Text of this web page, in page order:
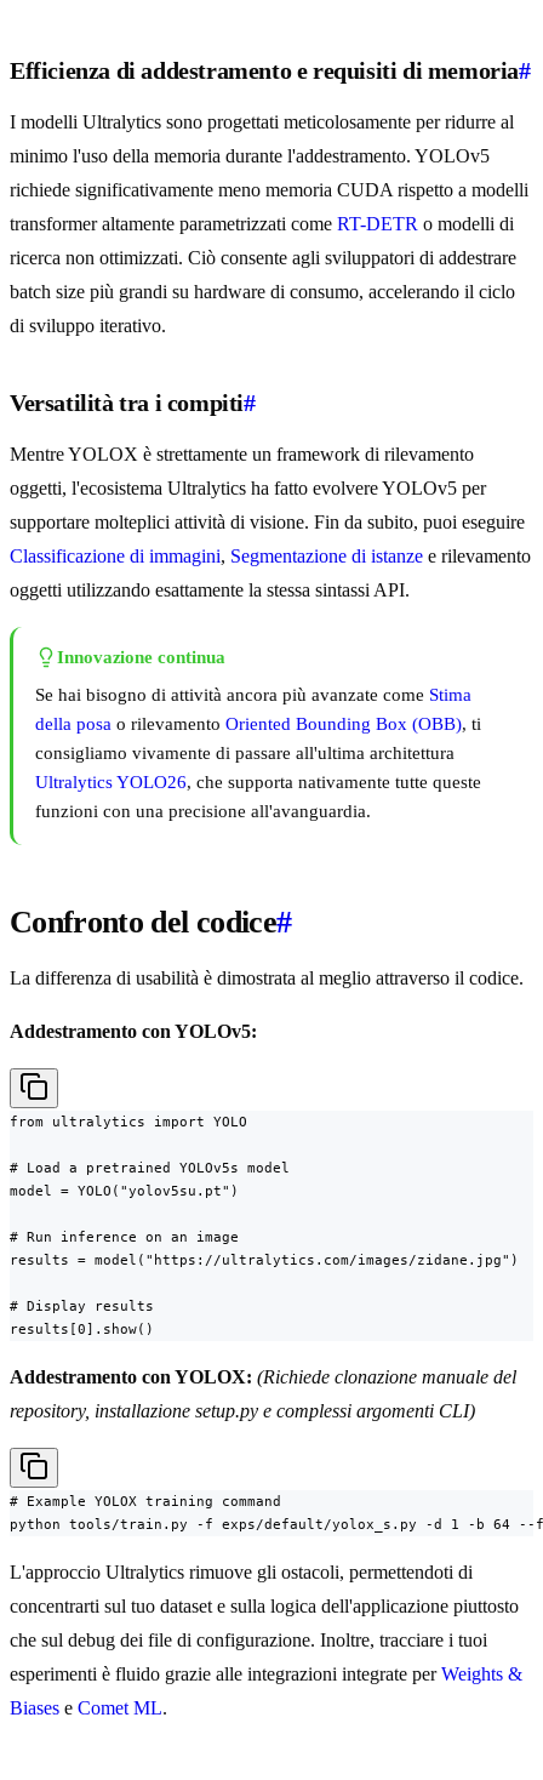
Efficienza di addestramento e requisiti di memoria#
I modelli Ultralytics sono progettati meticolosamente per ridurre al
minimo l'uso della memoria durante l'addestramento. YOLOv5
richiede significativamente meno memoria CUDA rispetto a modelli
transformer altamente parametrizzati come RT-DETR o modelli di
ricerca non ottimizzati. Ciò consente agli sviluppatori di addestrare
batch size più grandi su hardware di consumo, accelerando il ciclo
di sviluppo iterativo.
Versatilità tra i compiti#
Mentre YOLOX è strettamente un framework di rilevamento
oggetti, l'ecosistema Ultralytics ha fatto evolvere YOLOv5 per
supportare molteplici attività di visione. Fin da subito, puoi eseguire
Classificazione di immagini, Segmentazione di istanze e rilevamento
oggetti utilizzando esattamente la stessa sintassi API.
Innovazione continua
Se hai bisogno di attività ancora più avanzate come Stima
della posa o rilevamento Oriented Bounding Box (OBB), ti
consigliamo vivamente di passare all'ultima architettura
Ultralytics YOLO26, che supporta nativamente tutte queste
funzioni con una precisione all'avanguardia.
Confronto del codice#
La differenza di usabilità è dimostrata al meglio attraverso il codice.
Addestramento con YOLOv5:
from ultralytics import YOLO
# Load a pretrained YOLOv5s model
model = YOLO("yolov5su.pt")
# Run inference on an image
results = model("https://ultralytics.com/images/zidane.jpg")
# Display results
results[0].show()
Addestramento con YOLOX: (Richiede clonazione manuale del
repository, installazione setup.py e complessi argomenti CLI)
# Example YOLOX training command
python tools/train.py -f exps/default/yolox_s.py -d 1 -b 64 --
L'approccio Ultralytics rimuove gli ostacoli, permettendoti di
concentrarti sul tuo dataset e sulla logica dell'applicazione piuttosto
che sul debug dei file di configurazione. Inoltre, tracciare i tuoi
esperimenti è fluido grazie alle integrazioni integrate perWeights &
Biases e Comet ML.